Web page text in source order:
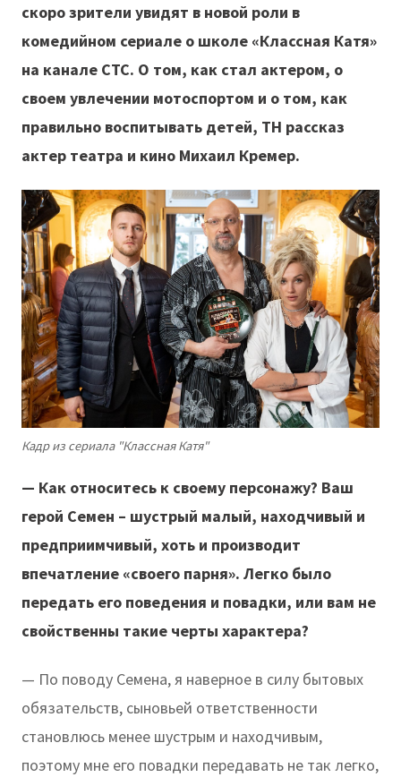
скоро зрители увидят в новой роли в
комедийном сериале о школе «Классная Катя»
на канале СТС. О том, как стал актером, о
своем увлечении мотоспортом и о том, как
правильно воспитывать детей, ТН рассказ
актер театра и кино Михаил Кремер.
Кадр из сериала "Классная Катя"
— Как относитесь к своему персонажу? Ваш
герой Семен – шустрый малый, находчивый и
предприимчивый, хоть и производит
впечатление «своего парня». Легко было
передать его поведения и повадки, или вам не
свойственны такие черты характера?
— По поводу Семена, я наверное в силу бытовых
обязательств, сыновьей ответственности
становлюсь менее шустрым и находчивым,
поэтому мне его повадки передавать не так легко,